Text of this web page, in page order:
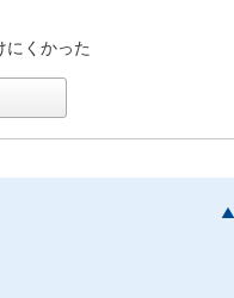
にくかった